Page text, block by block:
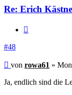
Re: Erich
#48
Beitrag
von rowa61 »
Ja, endlich sind die